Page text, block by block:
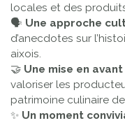
locales et des
🗣️ Une approche
d’anecdotes sur
aixois.
🤝 Une mise en
valoriser les
patrimoine culinaire
✨ Un moment